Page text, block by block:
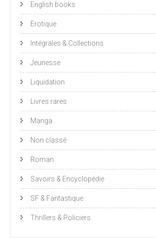
English books
Erotique
Intégrales & Collections
Jeunesse
Liquidation
Livres rares
Manga
Non classé
Roman
Savoirs & Encyclopédie
SF & Fantastique
Thrillers & Policiers